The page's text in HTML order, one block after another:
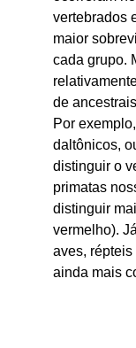
vertebrados
maior
cada grupo.
de
Por
daltônicos,
distinguir o
primatas
distinguir
vermelho).
aves,
ainda mais